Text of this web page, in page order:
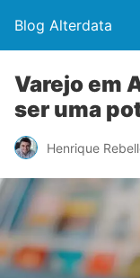
Blog Alterdata
Varejo em
ser uma
Henrique